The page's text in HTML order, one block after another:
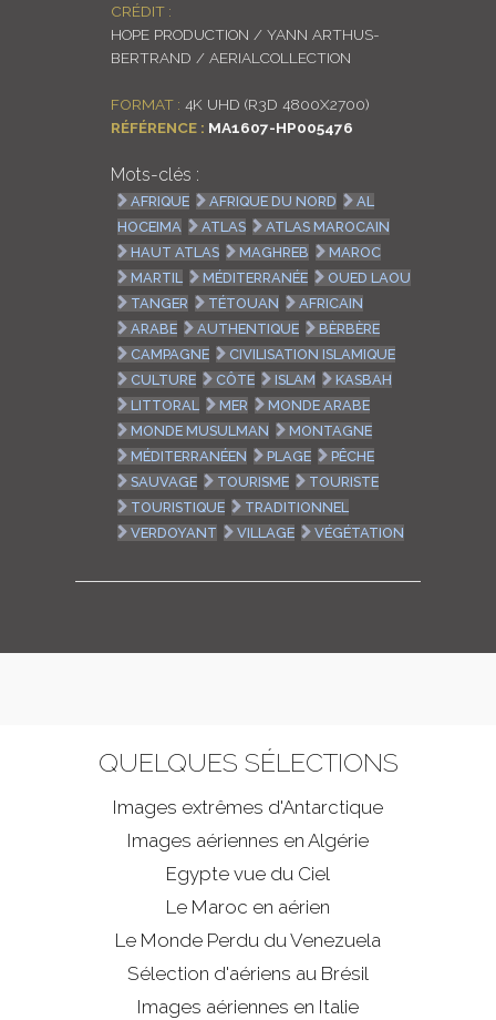
CRÉDIT :
HOPE PRODUCTION / YANN ARTHUS-
BERTRAND / AERIALCOLLECTION
FORMAT : 4K UHD (R3D 4800X2700)
RÉFÉRENCE : MA1607-HP005476
Mots-clés :
AFRIQUE AFRIQUE DU NORD
AL
HOCEIMA
ATLAS
ATLAS MAROCAIN
HAUT ATLAS
MAGHREB
MAROC
MARTIL
MÉDITERRANÉE
OUED LAOU
TANGER
TÉTOUAN
AFRICAIN
ARABE
AUTHENTIQUE
BÈRBÈRE
CAMPAGNE
CIVILISATION ISLAMIQUE
CULTURE
CÔTE ISLAM
KASBAH
LITTORAL
MER
MONDE ARABE
MONDE MUSULMAN
MONTAGNE
MÉDITERRANÉEN
PLAGE
PÊCHE
SAUVAGE
TOURISME
TOURISTE
TOURISTIQUE
TRADITIONNEL
VERDOYANT
VILLAGE VÉGÉTATION
QUELQUES SÉLECTIONS
Images extrêmes d'Antarctique
Images aériennes en Algérie
Egypte vue du Ciel
Le Maroc en aérien
Le Monde Perdu du Venezuela
Sélection d'aériens au Brésil
Images aériennes en Italie